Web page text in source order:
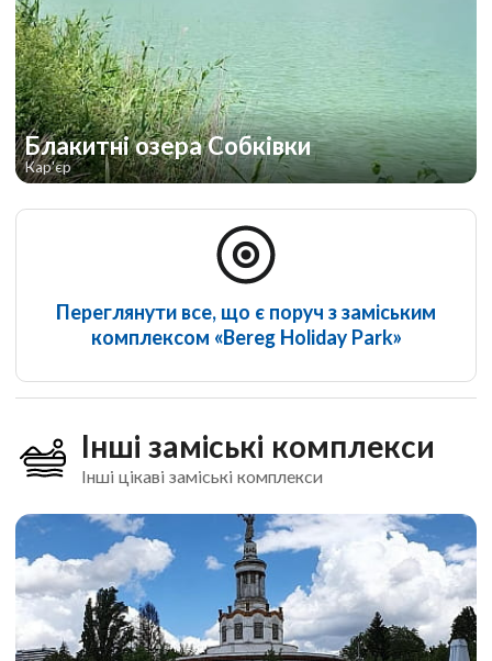
Блакитні озера Собківки
Кар'єр
Переглянути все, що є поруч з заміським
комплексом «Bereg Holiday Park»
Інші заміські комплекси
Інші цікаві заміські комплекси